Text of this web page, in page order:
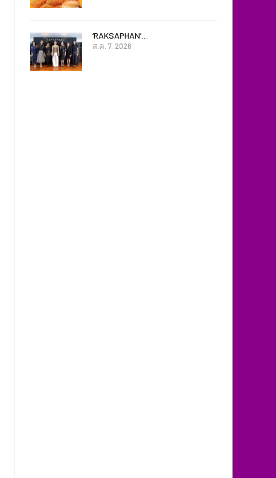
‘RAKSAPHAN’…
ส.ค. 7, 2026